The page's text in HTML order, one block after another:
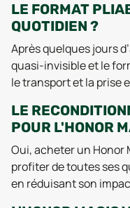
LE FORMAT
QUOTIDIEN ?
Après quelques jours
quasi-invisible et le
le transport et la prise
LE
POUR L'HONOR
Oui, acheter un Honor
profiter de toutes ses
en réduisant son